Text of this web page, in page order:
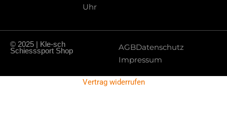
Uhr
© 2025 | Kle-sch
Schiesssport Shop AGBDatenschutz
Impressum
Vertrag widerrufen